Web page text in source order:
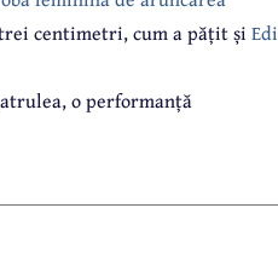
centimetri, cum a pățit și Edi
o performanță